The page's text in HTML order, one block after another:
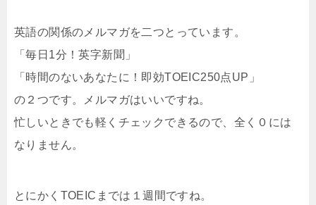
英語の関係のメルマガを二つとっています。
「毎日1分！英字新聞」
「時間のないあなたに！即効TOEIC250点UP」
の２つです。メルマガはいいですね。
忙しいときでも軽くチェックできるので、全く０には
なりません。
とにかくTOEICまでは１週間ですね。